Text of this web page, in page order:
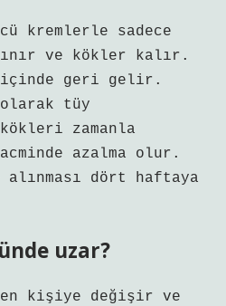
kremlerle sadece
ve kökler kalır.
geri gelir.
tüy
zamanla
azalma olur.
dört haftaya
uzar?
kişiye değişir ve